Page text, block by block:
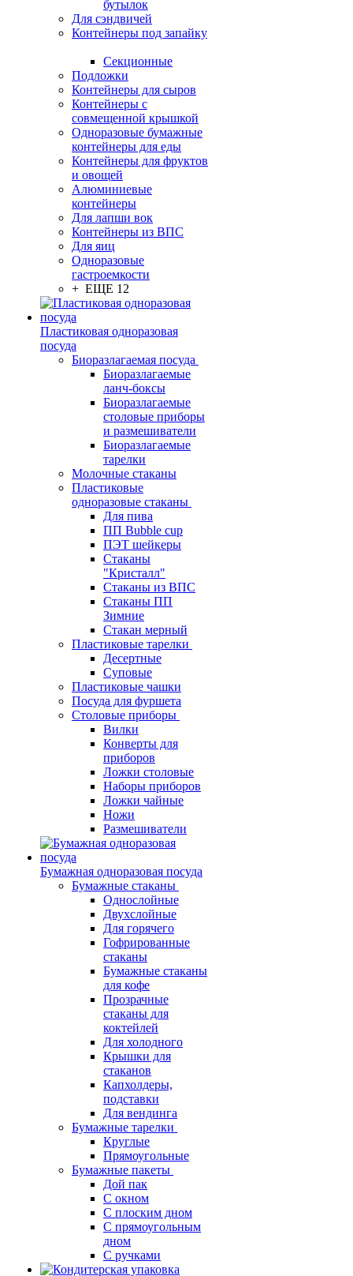
бутылок
Для сэндвичей
Контейнеры под запайку
Секционные
Подложки
Контейнеры для сыров
Контейнеры с
совмещенной крышкой
Одноразовые бумажные
контейнеры для еды
Контейнеры для фруктов
и овощей
Алюминиевые
контейнеры
Для лапши вок
Контейнеры из ВПС
Для яиц
Одноразовые
гастроемкости
+ ЕЩЕ 12
Пластиковая одноразовая
посуда
Биоразлагаемая посуда
Биоразлагаемые
ланч-боксы
Биоразлагаемые
столовые приборы
и размешиватели
Биоразлагаемые
тарелки
Молочные стаканы
Пластиковые
одноразовые стаканы
Для пива
ПП Bubble cup
ПЭТ шейкеры
Стаканы
"Кристалл"
Стаканы из ВПС
Стаканы ПП
Зимние
Стакан мерный
Пластиковые тарелки
Десертные
Суповые
Пластиковые чашки
Посуда для фуршета
Столовые приборы
Вилки
Конверты для
приборов
Ложки столовые
Наборы приборов
Ложки чайные
Ножи
Размешиватели
Бумажная одноразовая посуда
Бумажные стаканы
Однослойные
Двухслойные
Для горячего
Гофрированные
стаканы
Бумажные стаканы
для кофе
Прозрачные
стаканы для
коктейлей
Для холодного
Крышки для
стаканов
Капхолдеры,
подставки
Для вендинга
Бумажные тарелки
Круглые
Прямоугольные
Бумажные пакеты
Дой пак
С окном
С плоским дном
С прямоугольным
дном
С ручками